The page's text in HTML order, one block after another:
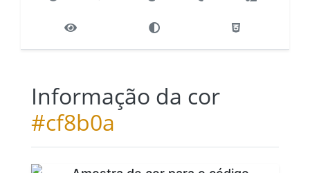
Informação da cor
#cf8b0a